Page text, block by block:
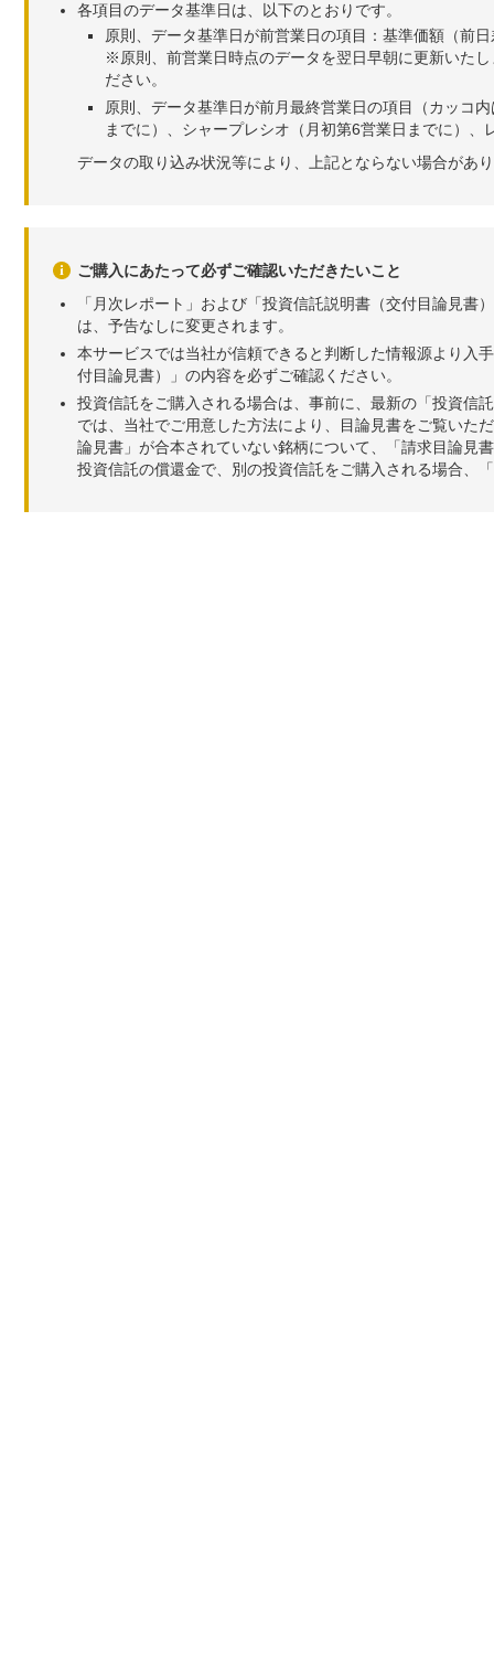
各項目のデータ基準日は、以下のとおりです。
原則、データ基準日が前営業日の項目：基準価額（前
※原則、前営業日時点のデータを翌日早朝に更新いた
ださい。
原則、データ基準日が前月最終営業日の項目（カッコ
までに）、シャープレシオ（月初第6営業日までに）
データの取り込み状況等により、上記とならない場合があ
ご購入にあたって必ずご確認いただきたいこと
「月次レポート」および「投資信託説明書（交付目論見
は、予告なしに変更されます。
本サービスでは当社が信頼できると判断した情報源より入
付目論見書）」の内容を必ずご確認ください。
投資信託をご購入される場合は、事前に、最新の「投資信
では、当社でご用意した方法により、目論見書をご覧いた
論見書」が合本されていない銘柄について、「請求目論見
投資信託の償還金で、別の投資信託をご購入される場合、